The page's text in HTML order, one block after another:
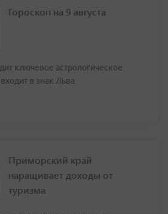
Гороскоп на 9 августа
ключевое астрологическое
в знак Льва
Приморский край
наращивает доходы от
туризма